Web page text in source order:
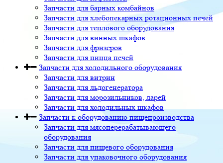
Запчасти для барных комбайнов
Запчасти для хлебопекарных ротационных печей
Запчасти для теплового оборудования
Запчасти для винных шкафов
Запчасти для фризеров
Запчасти для пицца печей
Запчасти для холодильного оборудования
Запчасти для витрин
Запчасти для льдогенератора
Запчасти для морозильников, ларей
Запчасти для холодильных шкафов
Запчасти к оборудованию пищепроизводства
Запчасти для мясоперерабатывающего
оборудования
Запчасти для пищевого оборудования
Запчасти для упаковочного оборудования